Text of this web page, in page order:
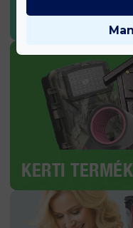
SPORT &
KERTI